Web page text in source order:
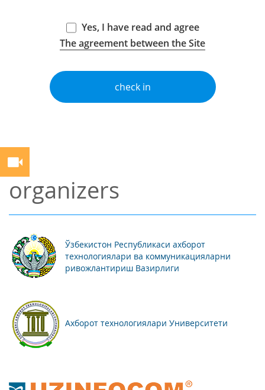
Yes, I have read and agree
The agreement between the Site
check in
organizers
Ўзбекистон Республикаси ахборот
технологиялари ва коммуникацияларни
ривожлантириш Вазирлиги
Ахборот технологиялари Университети